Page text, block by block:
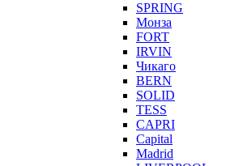
SPRING
Монза
FORT
IRVIN
Чикаго
BERN
SOLID
TESS
CAPRI
Capital
Madrid